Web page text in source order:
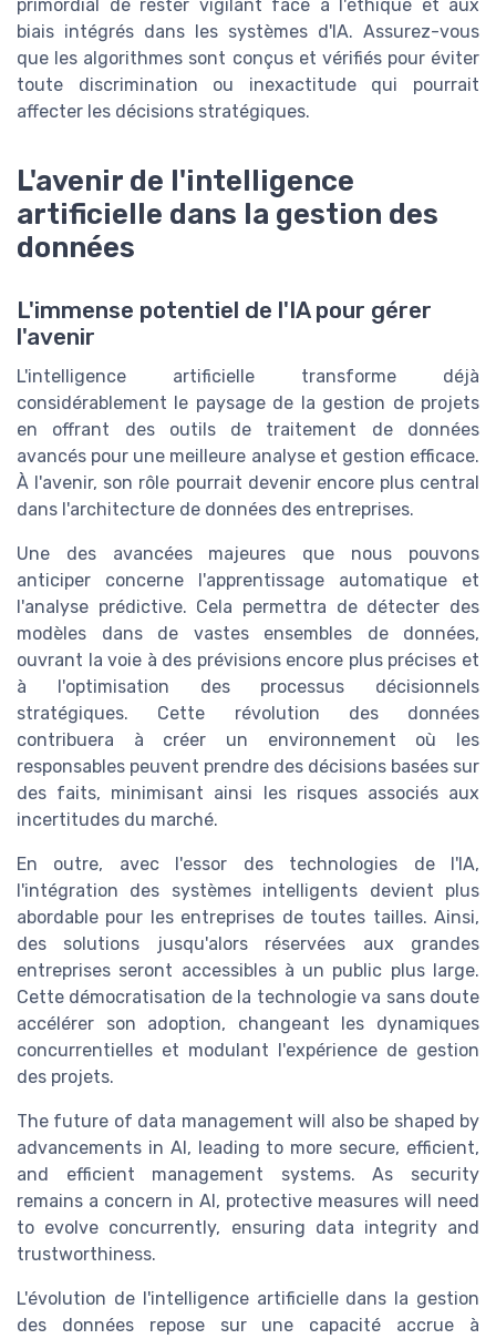
primordial de rester vigilant face à l'éthique et aux
biais intégrés dans les systèmes d'IA. Assurez-vous
que les algorithmes sont conçus et vérifiés pour éviter
toute discrimination ou inexactitude qui pourrait
affecter les décisions stratégiques.
L'avenir de l'intelligence
artificielle dans la gestion des
données
L'immense potentiel de l'IA pour gérer
l'avenir
L'intelligence artificielle transforme déjà
considérablement le paysage de la gestion de projets
en offrant des outils de traitement de données
avancés pour une meilleure analyse et gestion efficace.
À l'avenir, son rôle pourrait devenir encore plus central
dans l'architecture de données des entreprises.
Une des avancées majeures que nous pouvons
anticiper concerne l'apprentissage automatique et
l'analyse prédictive. Cela permettra de détecter des
modèles dans de vastes ensembles de données,
ouvrant la voie à des prévisions encore plus précises et
à l'optimisation des processus décisionnels
stratégiques. Cette révolution des données
contribuera à créer un environnement où les
responsables peuvent prendre des décisions basées sur
des faits, minimisant ainsi les risques associés aux
incertitudes du marché.
En outre, avec l'essor des technologies de l'IA,
l'intégration des systèmes intelligents devient plus
abordable pour les entreprises de toutes tailles. Ainsi,
des solutions jusqu'alors réservées aux grandes
entreprises seront accessibles à un public plus large.
Cette démocratisation de la technologie va sans doute
accélérer son adoption, changeant les dynamiques
concurrentielles et modulant l'expérience de gestion
des projets.
The future of data management will also be shaped by
advancements in AI, leading to more secure, efficient,
and efficient management systems. As security
remains a concern in AI, protective measures will need
to evolve concurrently, ensuring data integrity and
trustworthiness.
L'évolution de l'intelligence artificielle dans la gestion
des données repose sur une capacité accrue à